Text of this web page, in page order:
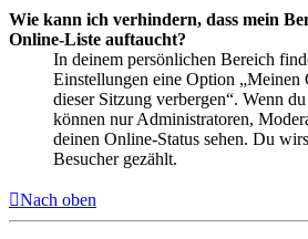
Wie kann ich verhindern, dass mein
Online-Liste auftaucht?
In deinem persönlichen Bereich
Einstellungen eine Option „Meinen
dieser Sitzung verbergen“. Wenn
können nur Administratoren,
deinen Online-Status sehen. Du
Besucher gezählt.
Nach oben